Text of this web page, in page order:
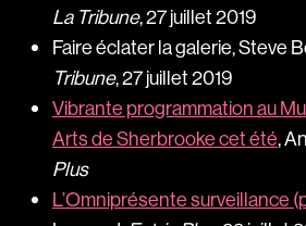
La Tribune, 27 juillet 2019
Faire éclater la galerie,Steve
Tribune, 27 juillet 2019
Vibrante programmation au
Arts de Sherbrooke cet été,
Plus
L’Omniprésente surveillance